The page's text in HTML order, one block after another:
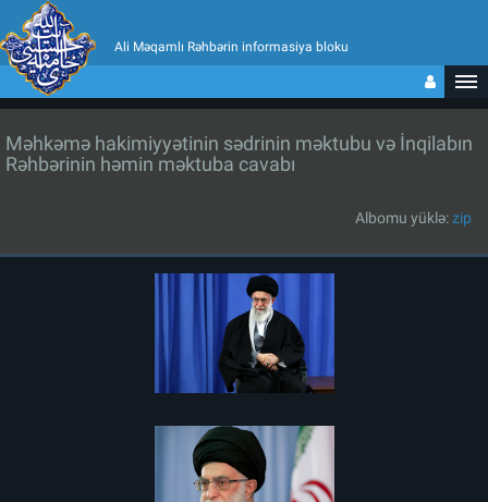
Ali Məqamlı Rəhbərin informasiya bloku
Məhkəmə hakimiyyətinin sədrinin məktubu və İnqilabın
Rəhbərinin həmin məktuba cavabı
Albomu yüklə:zip